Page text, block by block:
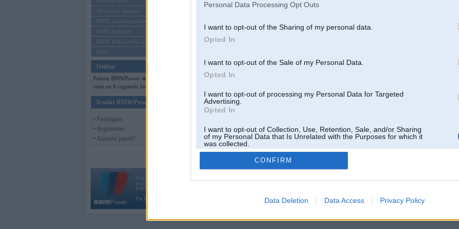
Personal Data Processing Opt Outs
I want to opt-out of the Sharing of my personal data.
Opted In
I want to opt-out of the Sale of my Personal Data.
Opted In
I want to opt-out of processing my Personal Data for Targeted
Advertising.
Opted In
I want to opt-out of Collection, Use, Retention, Sale, and/or Sharing
of my Personal Data that Is Unrelated with the Purposes for which it
was collected.
Opted Out
CONFIRM
Data Deletion Data Access Privacy Policy
Sērijveida tūnings
BMW pasaules jaunumi
BMW koncepti
BMW konkurentu jaunumi
Moto
Online
Pašreiz BMWPower skatās 154
viesi un 6 reģistrēti lietotāji.
Ienākt BMWPower
• Pieslēgties
• Reģistrēties
• Aizmirsi paroli?
Vortāls BMWPower.lv darbojas
kopš 2002. gada 14. maija. Tas nav auto klubs un nav saistīts ar
BMW AG.
Par BMWPower